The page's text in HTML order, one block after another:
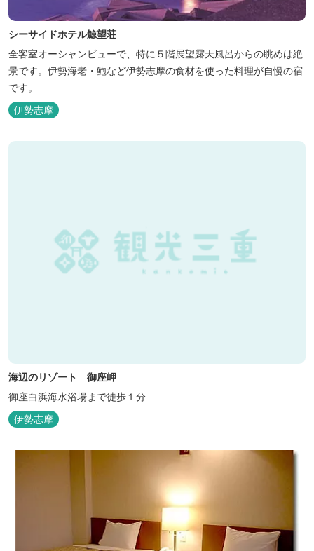
シーサイドホテル鯨望荘
全客室オーシャンビューで、特に５階展望露天風呂からの眺めは絶
景です。伊勢海老・鮑など伊勢志摩の食材を使った料理が自慢の宿
です。
伊勢志摩
海辺のリゾート 御座岬
御座白浜海水浴場まで徒歩１分
伊勢志摩